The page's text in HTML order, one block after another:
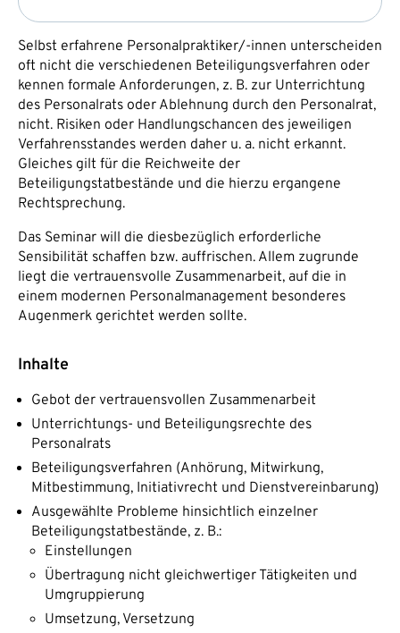
Selbst erfahrene Personalpraktiker/-innen unterscheiden
oft nicht die verschiedenen Beteiligungsverfahren oder
kennen formale Anforderungen, z. B. zur Unterrichtung
des Personalrats oder Ablehnung durch den Personalrat,
nicht. Risiken oder Handlungschancen des jeweiligen
Verfahrensstandes werden daher u. a. nicht erkannt.
Gleiches gilt für die Reichweite der
Beteiligungstatbestände und die hierzu ergangene
Rechtsprechung.
Das Seminar will die diesbezüglich erforderliche
Sensibilität schaffen bzw. auffrischen. Allem zugrunde
liegt die vertrauensvolle Zusammenarbeit, auf die in
einem modernen Personalmanagement besonderes
Augenmerk gerichtet werden sollte.
Inhalte
Gebot der vertrauensvollen Zusammenarbeit
Unterrichtungs- und Beteiligungsrechte des
Personalrats
Beteiligungsverfahren (Anhörung, Mitwirkung,
Mitbestimmung, Initiativrecht und Dienstvereinbarung)
Ausgewählte Probleme hinsichtlich einzelner
Beteiligungstatbestände, z. B.:
Einstellungen
Übertragung nicht gleichwertiger Tätigkeiten und
Umgruppierung
Umsetzung, Versetzung